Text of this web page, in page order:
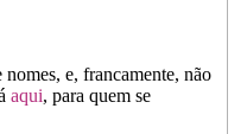
e, francamente, não
aqui, para quem se